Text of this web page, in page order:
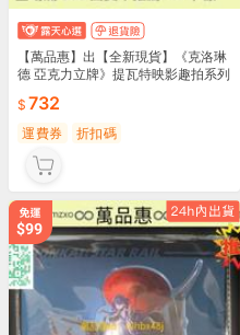
【萬品惠】出【全新現貨】《克洛琳
德 亞克力立牌》提瓦特映影趣拍系列
732
運費券 折扣碼